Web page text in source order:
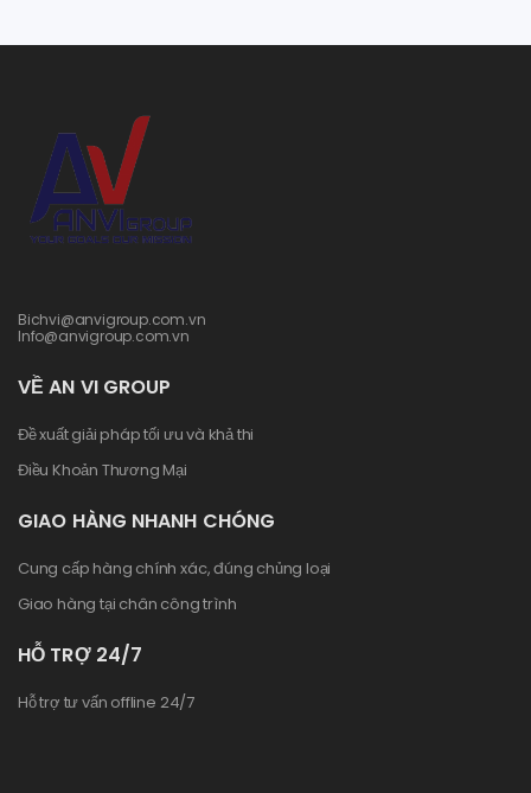
Bichvi@anvigroup.com.vn
Info@anvigroup.com.vn
VỀ AN VI GROUP
Đề xuất giải pháp tối ưu và khả thi
Điều Khoản Thương Mại
GIAO HÀNG NHANH CHÓNG
Cung cấp hàng chính xác, đúng chủng loại
Giao hàng tại chân công trình
HỖ TRỢ 24/7
Hỗ trợ tư vấn offline 24/7